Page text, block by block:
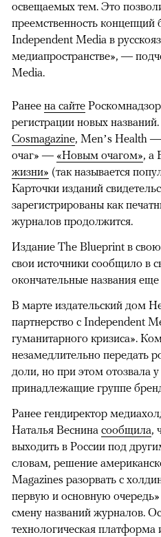
освещаемых тем. Это
преемственность концепций
Independent Media в
медиапространстве», —
Media.
Ранее на сайте
регистрации новых
Cosmagazine, Men’s Health —
очаг» — «Новым очагом», а
жизни» (так называется
Карточки изданий
зарегистрированы как
журналов продолжится.
Издание The Blueprint в
свои источники сообщило в
окончательные названия
В марте издательский дом
партнерство с Independent
гуманитарного кризиса».
незамедлительно передать
доли, но при этом отозвала
принадлежащие группе
Ранее гендиректор
Наталья Веснина сообщила,
выходить в России под
словам, решение
Magazines разорвать с
первую и основную очередь»
смену названий журналов.
технологическая